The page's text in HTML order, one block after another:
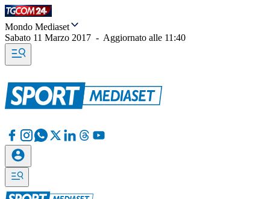
Mondo Mediaset
Sabato 11 Marzo 2017 - Aggiornato alle 11:40